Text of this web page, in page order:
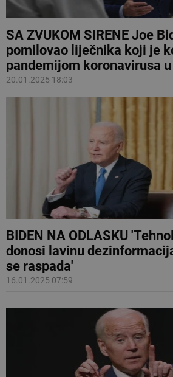
SA ZVUKOM SIRENE Joe
pomilovao liječnika koji je
pandemijom koronavirusa
20.01.2025 18:03
BIDEN NA ODLASKU
donosi lavinu
se raspada'
16.01.2025 07:59